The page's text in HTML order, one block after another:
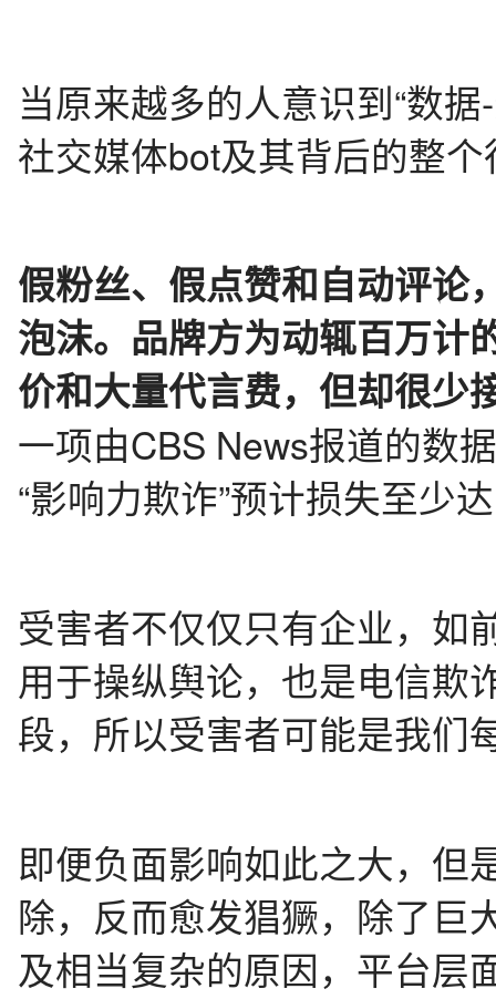
当原来越多的人意识到“数
社交媒体bot及其背后的整
假粉丝、假点赞和自动评论
泡沫。品牌方为动辄百万计
价和大量代言费，但却很少
一项由CBS News报道的数
“影响力欺诈”预计损失至少
受害者不仅仅只有企业，如
用于操纵舆论，也是电信欺
段，所以受害者可能是我们
即便负面影响如此之大，但
除，反而愈发猖獗，除了巨
及相当复杂的原因，平台层